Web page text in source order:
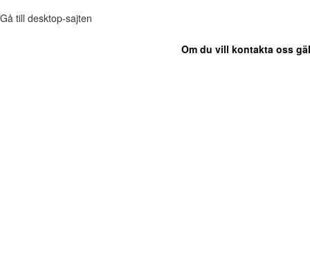
Gå till desktop-sajten
Om du vill kontakta oss